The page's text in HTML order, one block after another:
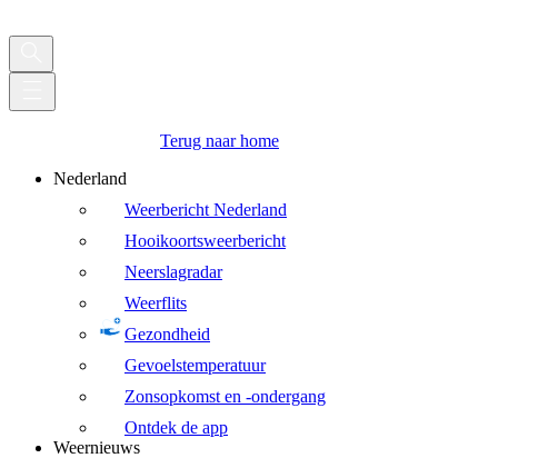
Terug naar home
Nederland
Weerbericht Nederland
Hooikoortsweerbericht
Neerslagradar
Weerflits
Gezondheid
Gevoelstemperatuur
Zonsopkomst en -ondergang
Ontdek de app
Weernieuws